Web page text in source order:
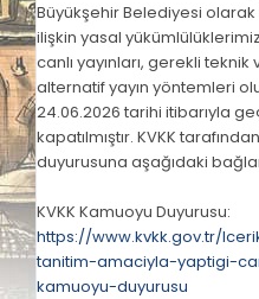
Büyükşehir Belediyesi
ilişkin yasal
canlı yayınları, gerekli
alternatif yayın yöntemleri
24.06.2026 tarihi itibarıyla
kapatılmıştır. KVKK
duyurusuna aşağıdaki
KVKK Kamuoyu Duyurusu:
https://www.kvkk.gov.tr/
tanitim-amaciyla-yaptigi-
kamuoyu-duyurusu